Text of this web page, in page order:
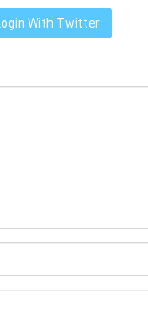
Login With Twitter